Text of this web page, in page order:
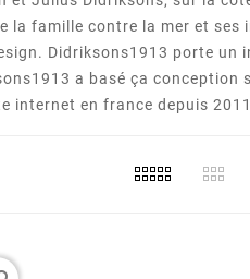
famille contre la mer et
Didriksons1913 porte
a basé ça
en france depuis